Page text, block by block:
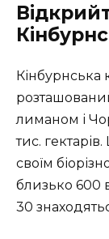
Кінбурнська
лиманом і
тис.
своїм
близько 600
30